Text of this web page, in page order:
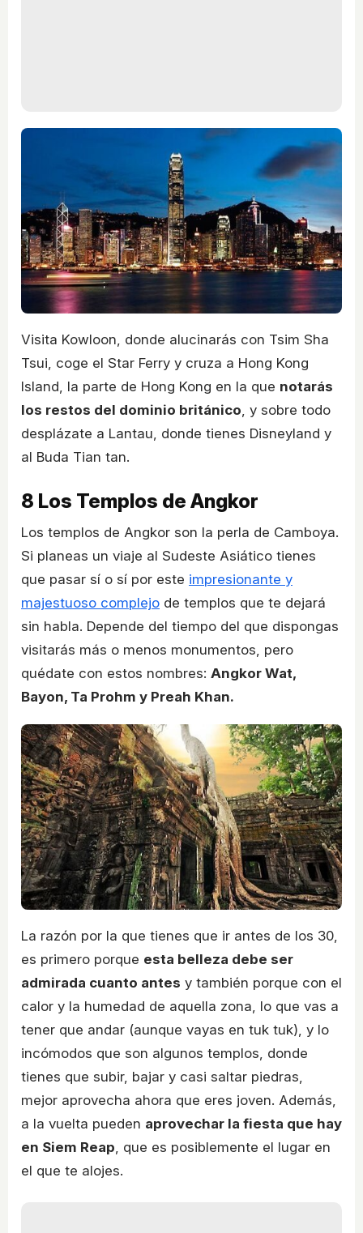
Visita Kowloon, donde alucinarás con Tsim Sha
Tsui, coge el Star Ferry y cruza a Hong Kong
Island, la parte de Hong Kong en la que notarás
los restos del dominio británico, y sobre todo
desplázate a Lantau, donde tienes Disneyland y
al Buda Tian tan.
8 Los Templos de Angkor
Los templos de Angkor son la perla de Camboya.
Si planeas un viaje al Sudeste Asiático tienes
que pasar sí o sí por este impresionante y
majestuoso complejo de templos que te dejará
sin habla. Depende del tiempo del que dispongas
visitarás más o menos monumentos, pero
quédate con estos nombres: Angkor Wat,
Bayon, Ta Prohm y Preah Khan.
La razón por la que tienes que ir antes de los 30,
es primero porque esta belleza debe ser
admirada cuanto antes y también porque con el
calor y la humedad de aquella zona, lo que vas a
tener que andar (aunque vayas en tuk tuk), y lo
incómodos que son algunos templos, donde
tienes que subir, bajar y casi saltar piedras,
mejor aprovecha ahora que eres joven. Además,
a la vuelta pueden aprovechar la fiesta que hay
en Siem Reap, que es posiblemente el lugar en
el que te alojes.